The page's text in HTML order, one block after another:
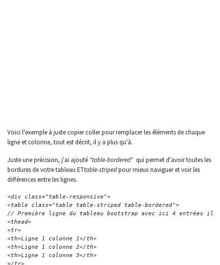
Voici l'exemple à juste copier coller pour remplacer les éléments de chaque
ligne et colonne, tout est décrit, il y a plus qu'à.
Juste une précision, j'ai ajouté "table-bordered" qui permet d'avoir toutes les
bordures de votre tableau ETtable-stripedpour mieux naviguer et voir les
différences entre les lignes.
<div class="table-responsive">
<table class="table table-striped table-bordered">
// Première ligne du tableau bootstrap avec ici 4 entrées il
<thead>
<tr>
<th>Ligne 1 colonne 1</th>
<th>Ligne 1 colonne 2</th>
<th>Ligne 1 colonne 3</th>
</tr>